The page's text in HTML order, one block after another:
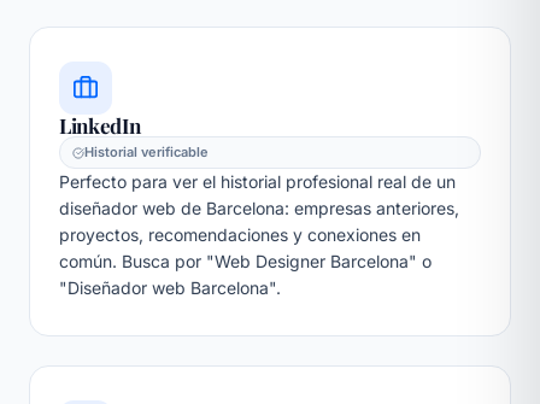
LinkedIn
Historial verificable
Perfecto para ver el historial profesional real de un
diseñador web de Barcelona: empresas anteriores,
proyectos, recomendaciones y conexiones en
común. Busca por "Web Designer Barcelona" o
"Diseñador web Barcelona".